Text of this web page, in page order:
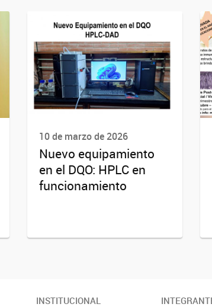
10 de marzo de 2026
Nuevo equipamiento
en el DQO: HPLC en
funcionamiento
INSTITUCIONAL